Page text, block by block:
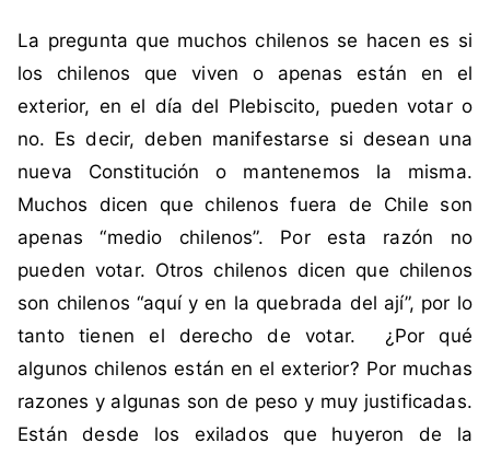
q
u
e
d
a
c
o
o
C
h
i
l
c
o
m
t
a
r
i
s
La pregunta que muchos chilenos se hacen es si
los chilenos que viven o apenas están en el
exterior, en el día del Plebiscito, pueden votar o
no. Es decir, deben manifestarse si desean una
nueva Constitución o mantenemos la misma.
Muchos dicen que chilenos fuera de Chile son
apenas “medio chilenos”. Por esta razón no
pueden votar. Otros chilenos dicen que chilenos
son chilenos “aquí y en la quebrada del ají”, por lo
tanto tienen el derecho de votar. ¿Por qué
algunos chilenos están en el exterior? Por muchas
razones y algunas son de peso y muy justificadas.
Están desde los exilados que huyeron de la